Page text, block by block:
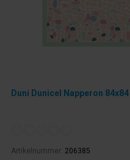
Duni Dunicel Napperon
Artikelnummer: 206385